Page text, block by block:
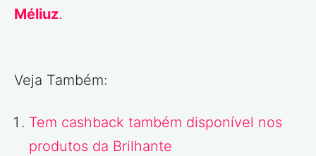
Méliuz.
Veja Também:
Tem cashback também disponível nos
produtos da Brilhante